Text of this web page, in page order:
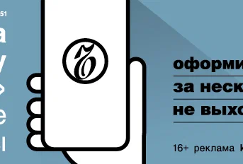
Реклама в «Ъ» www.kommersant.ru/ad